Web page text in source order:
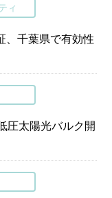
ィ
、千葉県で有効性
圧太陽光バルク開